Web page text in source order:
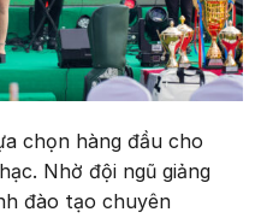
chọn hàng đầu cho
Nhờ đội ngũ giảng
đào tạo chuyên